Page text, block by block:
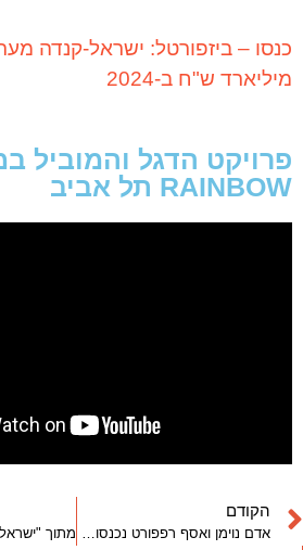
מיליארד ש"ח ב-2024
פרויקט הדגל והמוביל
RAINBOW תל אביב
הקודם
אדם נוימן ואסף רפפורט נכנסו כמשקיעים בקנדה גלובל של טוכמאייר ורוזן | ynet